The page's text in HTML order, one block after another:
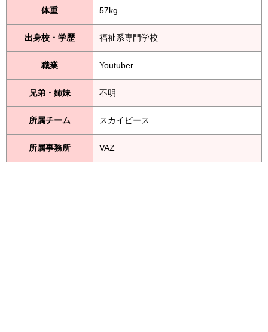
体重 57kg
出身校・学歴 福祉系専門学校
職業 Youtuber
兄弟・姉妹 不明
所属チーム スカイピース
所属事務所 VAZ